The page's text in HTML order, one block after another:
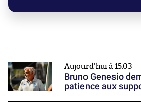
Aujourd'hui à 15:03
Bruno Genesio
patience aux